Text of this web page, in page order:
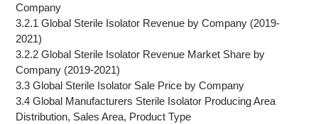
Company
3.2.1 Global Sterile Isolator Revenue by Company (2019-
2021)
3.2.2 Global Sterile Isolator Revenue Market Share by
Company (2019-2021)
3.3 Global Sterile Isolator Sale Price by Company
3.4 Global Manufacturers Sterile Isolator Producing Area
Distribution, Sales Area, Product Type